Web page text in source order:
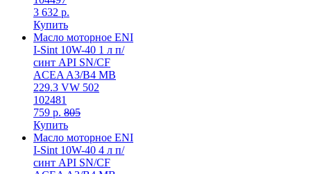
3 632 р.
Купить
Масло моторное ENI
I-Sint 10W-40 1 л п/
синт API SN/CF
ACEA A3/B4 MB
229.3 VW 502
102481
759 р. 805
Купить
Масло моторное ENI
I-Sint 10W-40 4 л п/
синт API SN/CF